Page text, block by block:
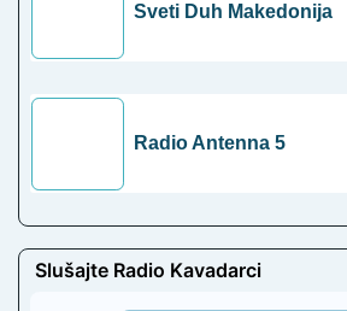
Sveti Duh Makedonija
Radio Antenna 5
Slušajte Radio Kavadarci